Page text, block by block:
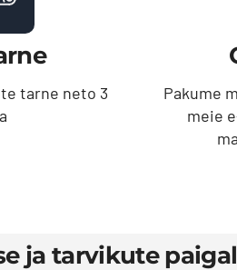
tarne neto 3
Pakume
meie
ja tarvikute